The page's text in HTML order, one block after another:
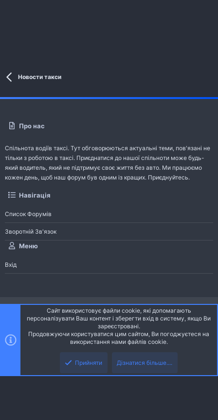
Новости такси
Про нас
Спільнота водіїв таксі. Тут обговорюються актуальні теми, пов'язані не
тільки з роботою в таксі. Приєднатися до нашої спільноти може будь-
який водитель, який не підтримує своє життя без авто. Ми працюємо
кожен день, щоб наш форум був одним із кращих. Приєднуйтесь.
Навігація
Список Форумів
Зворотній Зв'язок
Меню
Вхід
Ніч
Українська (UA)
S
Community platform by XenForo® © 2010-2026 XenForo Ltd.
Community platform by XenForo © 2010-2022 XenForo Ltd. | dev: Pages
Сайт використовує файли cookie, які допомагають
персоналізувати Ваш контент і зберегти вхід в систему, якщо Ви
зареєстровані.
Продовжуючи користуватися цим сайтом, Ви погоджуєтеся на
використання нами файлів cookie.
Прийняти Дізнатися більше....